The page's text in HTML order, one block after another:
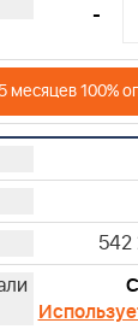
-
месяцев 100%
542